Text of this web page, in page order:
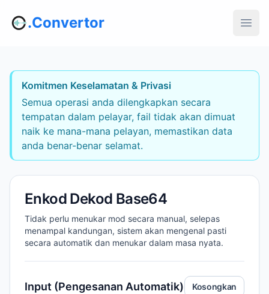
.Convertor
Komitmen Keselamatan & Privasi
Semua operasi anda dilengkapkan secara
tempatan dalam pelayar, fail tidak akan dimuat
naik ke mana-mana pelayan, memastikan data
anda benar-benar selamat.
Enkod Dekod Base64
Tidak perlu menukar mod secara manual, selepas
menampal kandungan, sistem akan mengenal pasti
secara automatik dan menukar dalam masa nyata.
Input (Pengesanan Automatik) Kosongkan